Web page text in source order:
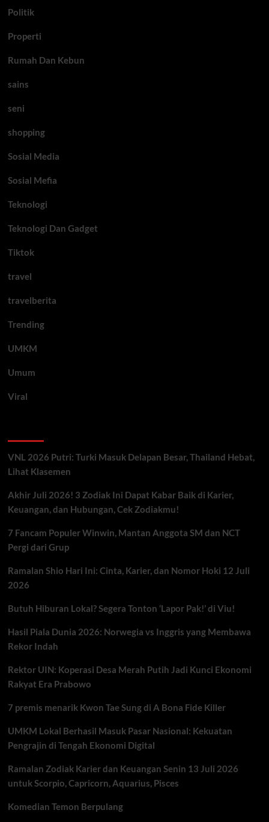
Politik
Properti
Rumah Dan Kebun
sains
seni
shopping
Sosial Media
Sosial Mefia
Teknologi
Teknologi Dan Gadget
Tiktok
travel
travelberita
Trending
UMKM
Umum
Viral
VNL 2026 Putri: Turki Masuk Delapan Besar, Thailand Hebat,
Lihat Klasemen
Akhir Juli 2026! 3 Zodiak Ini Dapat Kabar Baik di Karier,
Keuangan, dan Hubungan, Cek Zodiakmu!
7 Fancam Populer Winwin, Mantan Anggota SM dan NCT
Pergi dari Grup
Ramalan Shio Hari Ini: Cinta, Karier, dan Nomor Hoki 12 Juli
2026
Butuh Hiburan Lokal? Segera Tonton ‘Lapor Pak!’ di Viu!
Hasil Piala Dunia 2026: Norwegia vs Inggris yang Membawa
Rekor Indah
Rektor UIN: Koperasi Desa Merah Putih Jadi Kunci Ekonomi
Rakyat Era Prabowo
7 premis menarik Kwon Tae Sung di A Bona Fide Killer
UMKM Lokal Berhasil Masuk Pasar Nasional: Kekuatan
Pengrajin di Tengah Ekonomi Digital
Ramalan Zodiak Karier dan Keuangan Senin 13 Juli 2026
untuk Scorpio, Capricorn, Aquarius, Pisces
Komedian Temon Berpulang